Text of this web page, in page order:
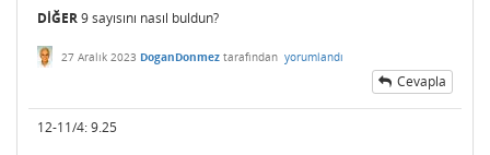
DİĞER9 sayısını nasıl buldun?
27 Aralık 2023 DoganDonmez tarafından yorumlandı
Cevapla
12-11/4: 9.25